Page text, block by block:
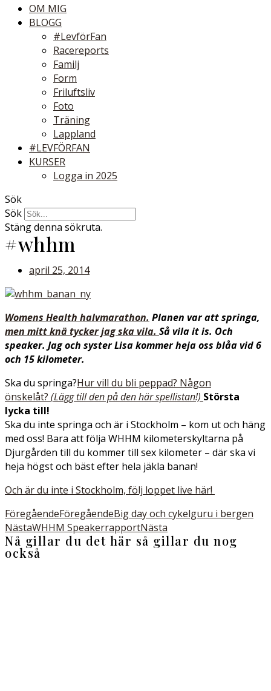
OM MIG
BLOGG
#LevförFan
Racereports
Familj
Form
Friluftsliv
Foto
Träning
Lappland
#LEVFÖRFAN
KURSER
Logga in 2025
Sök
Sök
Stäng denna sökruta.
#whhm
april 25, 2014
Womens Health halvmarathon. Planen var att springa,
men mitt knä tycker jag ska vila. Så vila it is. Och
speaker. Jag och syster Lisa kommer heja oss blåa vid 6
och 15 kilometer.
Ska du springa?Hur vill du bli peppad? Någon
önskelåt? (Lägg till den på den här spellistan!) Största
lycka till!
Ska du inte springa och är i Stockholm – kom ut och häng
med oss! Bara att följa WHHM kilometerskyltarna på
Djurgården till du kommer till sex kilometer – där ska vi
heja högst och bäst efter hela jäkla banan!
Och är du inte i Stockholm, följ loppet live här!
FöregåendeFöregåendeBig day och cykelguru i bergen
NästaWHHM SpeakerrapportNästa
Nå gillar du det här så gillar du nog
också